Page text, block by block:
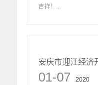
吉祥！...
安庆市迎江经济
01-07
2020